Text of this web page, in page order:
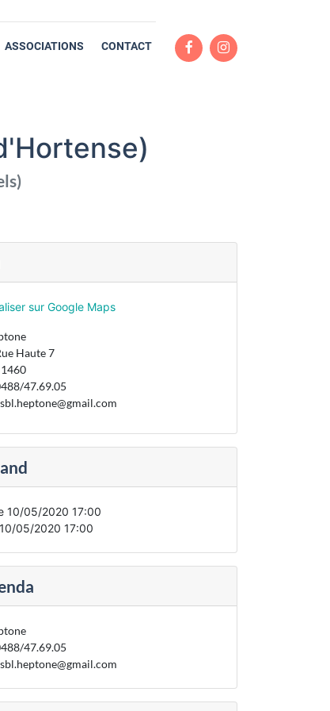
ASSOCIATIONS CONTACT
)
sur Google Maps
Haute 7
47.69.05
10/05/2020 17:00
10/05/2020 17:00
47.69.05